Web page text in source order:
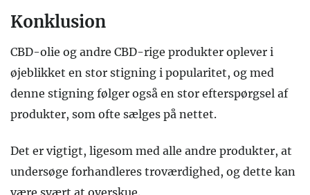
Konklusion
CBD-olie og andre CBD-rige produkter oplever i
øjeblikket en stor stigning i popularitet, og med
denne stigning følger også en stor efterspørgsel af
produkter, som ofte sælges på nettet.
Det er vigtigt, ligesom med alle andre produkter, at
undersøge forhandleres troværdighed, og dette kan